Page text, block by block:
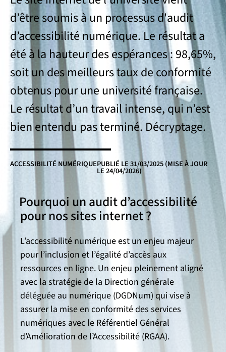
d’être soumis à un processus d'audit
d’accessibilité numérique. Le résultat a
été à la hauteur des espérances : 98,65%,
soit un des meilleurs taux de conformité
obtenus pour une université française.
Le résultat d’un travail intense, qui n’est
bien entendu pas terminé. Décryptage.
ACCESSIBILITÉ NUMÉRIQUEPUBLIÉ LE31/03/2025(MISE À JOUR
LE 24/04/2026)
Pourquoi un audit d’accessibilité
pour nos sites internet ?
L’accessibilité numérique est un enjeu majeur
pour l’inclusion et l’égalité d’accès aux
ressources en ligne. Un enjeu pleinement aligné
avec la stratégie de la Direction générale
déléguée au numérique (DGDNum) qui vise à
assurer la mise en conformité des services
numériques avec le Référentiel Général
d’Amélioration de l’Accessibilité (RGAA).